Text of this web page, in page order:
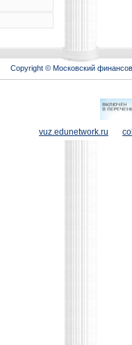
Copyright © Московский
vuz.edunetwork.ru